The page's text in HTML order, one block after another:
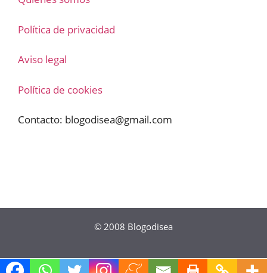
Política de privacidad
Aviso legal
Política de cookies
Contacto: blogodisea@gmail.com
© 2008 Blogodisea